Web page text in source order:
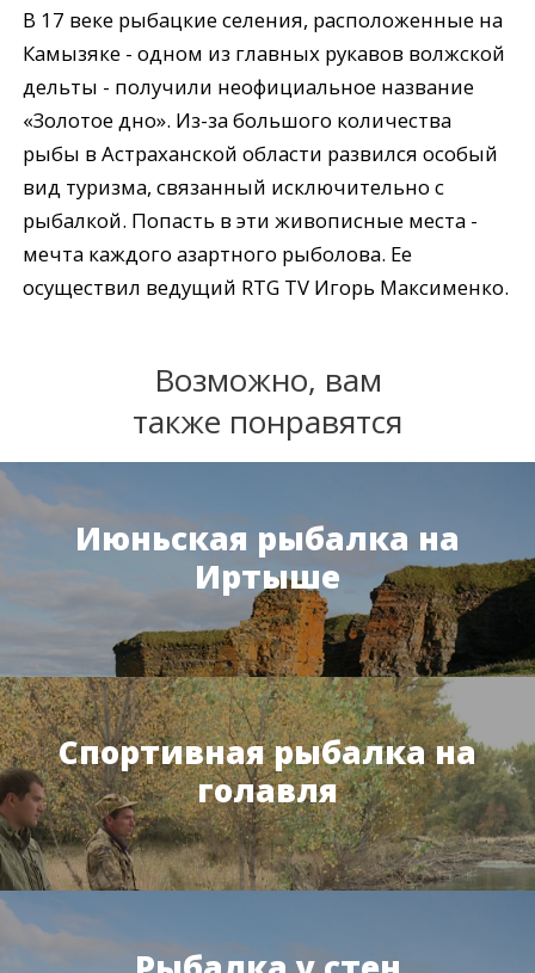
В 17 веке рыбацкие селения, расположенные на
Камызяке - одном из главных рукавов волжской
дельты - получили неофициальное название
«Золотое дно». Из-за большого количества
рыбы в Астраханской области развился особый
вид туризма, связанный исключительно с
рыбалкой. Попасть в эти живописные места -
мечта каждого азартного рыболова. Ее
осуществил ведущий RTG TV Игорь Максименко.
Возможно, вам
также понравятся
Июньская рыбалка на
Иртыше
Спортивная рыбалка на
голавля